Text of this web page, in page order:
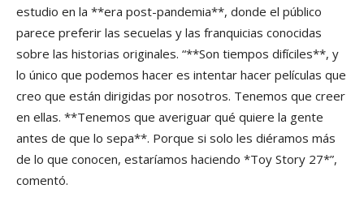
estudio en la **era post-pandemia**, donde el público
parece preferir las secuelas y las franquicias conocidas
sobre las historias originales. “**Son tiempos difíciles**, y
lo único que podemos hacer es intentar hacer películas que
creo que están dirigidas por nosotros. Tenemos que creer
en ellas. **Tenemos que averiguar qué quiere la gente
antes de que lo sepa**. Porque si solo les diéramos más
de lo que conocen, estaríamos haciendo *Toy Story 27*”,
comentó.